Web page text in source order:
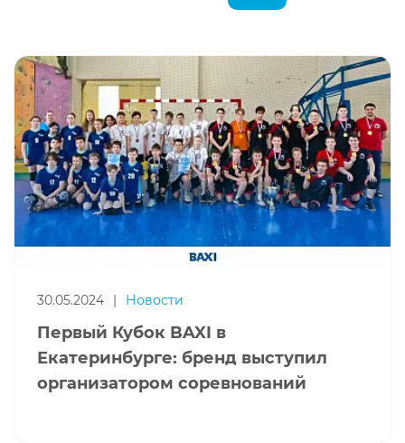
30.05.2024 | Новости
Первый Кубок BAXI в
Екатеринбурге: бренд выступил
организатором соревнований